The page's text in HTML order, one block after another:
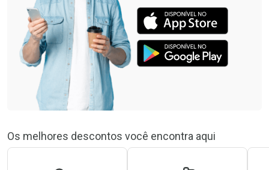
Os melhores descontos você encontra aqui